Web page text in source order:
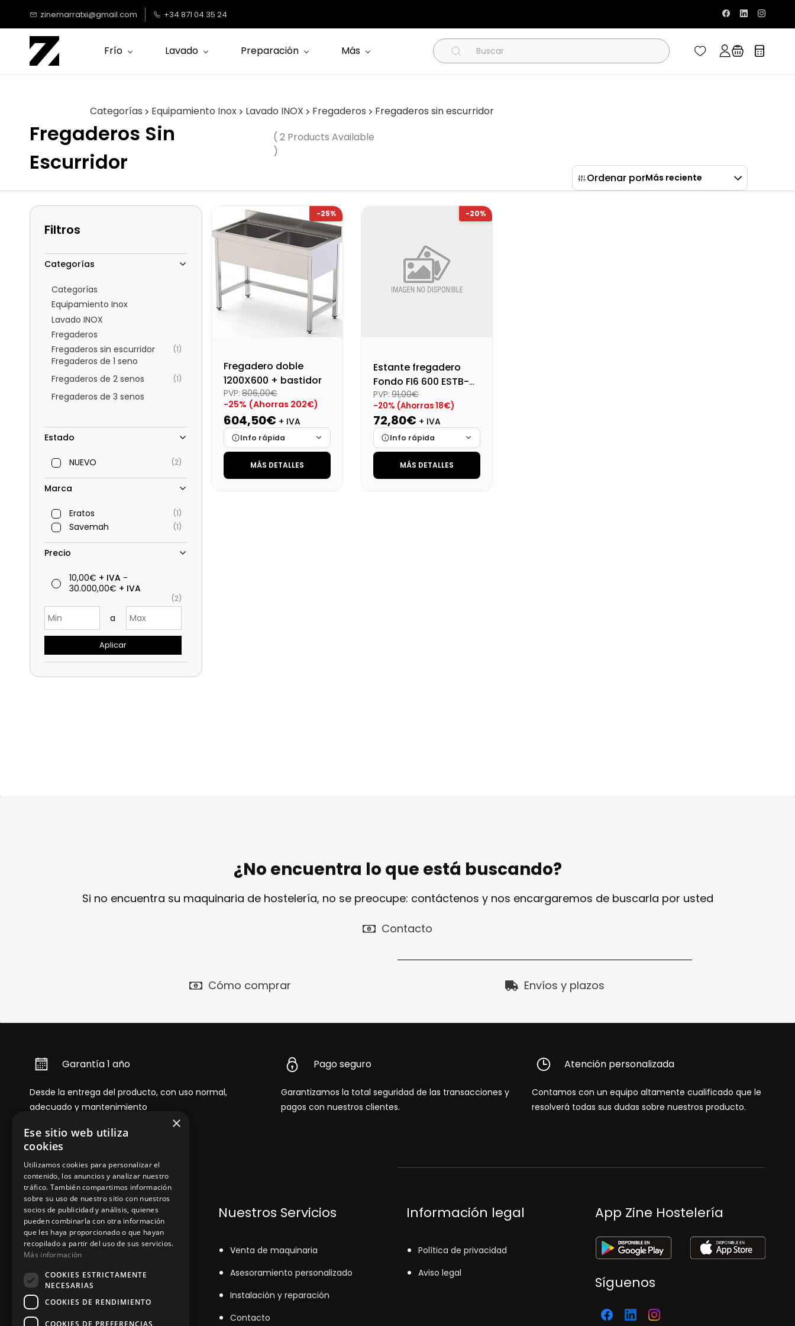
contenido
principal
zinemarratxi@gmail.com +34 871 04 35 24
Frío Lavado Preparación Más
Categorías Equipamiento Inox Lavado INOX Fregaderos Fregaderos sin escurridor
Fregaderos Sin
Escurridor
( 2 Products Available
)
Ordenar porMás reciente
Filtros
Categorías
Categorías
Equipamiento Inox
Lavado INOX
Fregaderos
Fregaderos sin escurridor
(1)
Fregaderos de 1 seno
Fregaderos de 2 senos
(1)
Fregaderos de 3 senos
Estado
NUEVO (2)
Marca
Eratos (1)
Savemah (1)
Precio
10,00€ + IVA -
30.000,00€ + IVA
(2)
a
Aplicar
-25%
Fregadero doble
1200X600 + bastidor
PVP: 806,00€
-25% (Ahorras 202€)
604,50€ + IVA
Info rápida
Marca
Cargando…
MÁS DETALLES
-20%
Estante fregadero
Fondo FI6 600 ESTB-
66
PVP: 91,00€
-20% (Ahorras 18€)
72,80€ + IVA
Info rápida
Marca
Cargando…
MÁS DETALLES
¿No encuentra lo que está buscando?
Si no encuentra su maquinaria de hostelería, no se preocupe: contáctenos y nos encargaremos de buscarla por usted
Contacto
Cómo comprar Envíos y plazos
Garantía 1 año
Desde la entrega del producto, con uso normal,
adecuado y mantenimiento
Pago seguro
Garantizamos la total seguridad de las transacciones y
pagos con nuestros clientes.
Atención personalizada
Contamos con un equipo altamente cualificado que le
resolverá todas sus dudas sobre nuestros producto.
Dónde encontrarnos
+34871043524
zinemarratxi@gmail.com
Nuestros Servicios
Venta de maquinaria
Asesoramiento personalizado
Instalación y reparación
Contacto
Información legal
Política de privacidad
Aviso legal
App Zine Hostelería
Síguenos
×
Ese sitio web utiliza
cookies
Utilizamos cookies para personalizar el
contenido, los anuncios y analizar nuestro
tráfico. También compartimos información
sobre su uso de nuestro sitio con nuestros
socios de publicidad y análisis, quienes
pueden combinarla con otra información
que les haya proporcionado o que hayan
recopilado a partir del uso de sus servicios.
Más información
COOKIES ESTRICTAMENTE
NECESARIAS
COOKIES DE RENDIMIENTO
COOKIES DE PREFERENCIAS